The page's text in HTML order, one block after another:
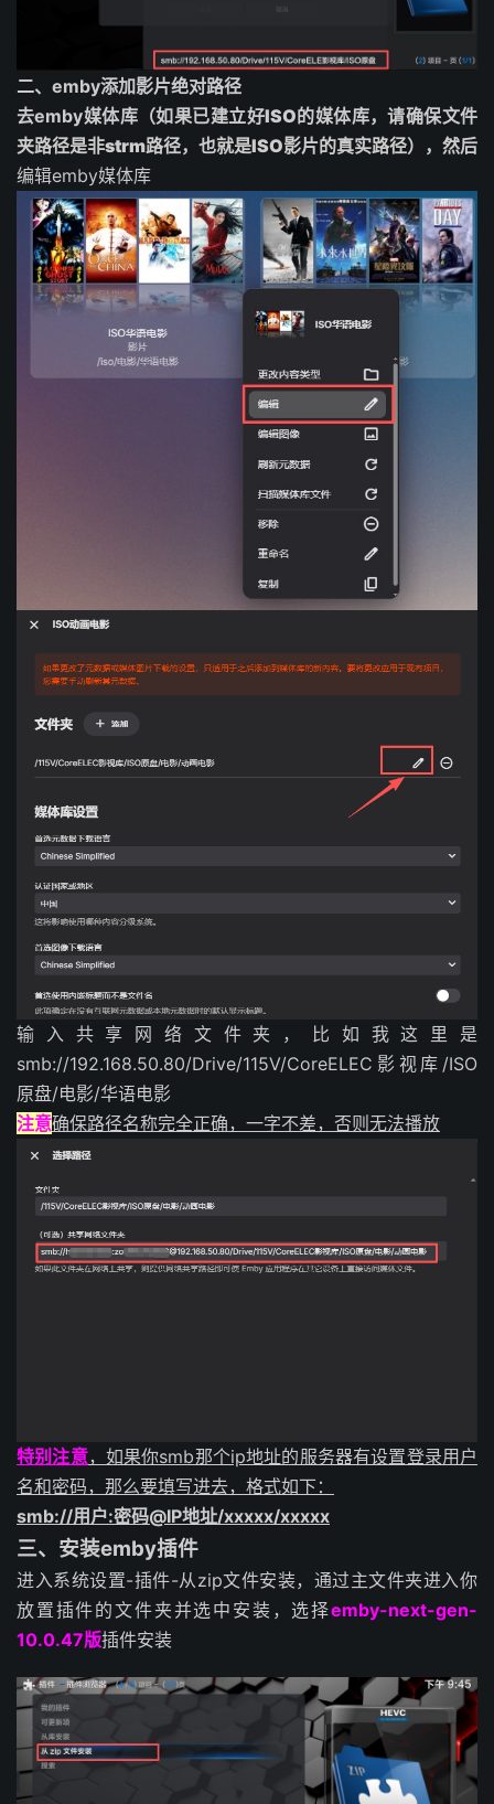
二、emby添加影片绝对路径
去emby媒体库（如果已建立好ISO的媒体库，请确保文件
夹路径是非strm路径，也就是ISO影片的真实路径），然后
编辑emby媒体库
输入共享网络文件夹，比如我这里是
smb://192.168.50.80/Drive/115V/CoreELEC影视库/ISO
原盘/电影/华语电影
注意确保路径名称完全正确，一字不差，否则无法播放
特别注意，如果你smb那个ip地址的服务器有设置登录用户
名和密码，那么要填写进去，格式如下：
smb://用户:密码@IP地址/xxxxx/xxxxx
三、安装emby插件
进入系统设置-插件-从zip文件安装，通过主文件夹进入你
放置插件的文件夹并选中安装， 选择emby-next-gen-
10.0.47版插件安装